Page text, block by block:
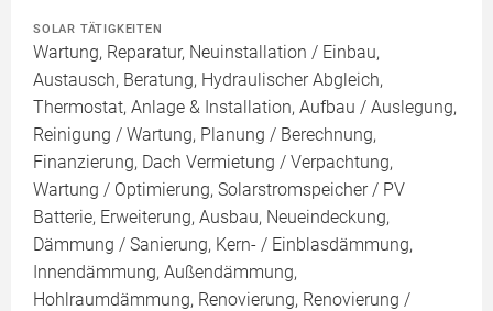
SOLAR TÄTIGKEITEN
Wartung, Reparatur, Neuinstallation / Einbau,
Austausch, Beratung, Hydraulischer Abgleich,
Thermostat, Anlage & Installation, Aufbau / Auslegung,
Reinigung / Wartung, Planung / Berechnung,
Finanzierung, Dach Vermietung / Verpachtung,
Wartung / Optimierung, Solarstromspeicher / PV
Batterie, Erweiterung, Ausbau, Neueindeckung,
Dämmung / Sanierung, Kern- / Einblasdämmung,
Innendämmung, Außendämmung,
Hohlraumdämmung, Renovierung, Renovierung /